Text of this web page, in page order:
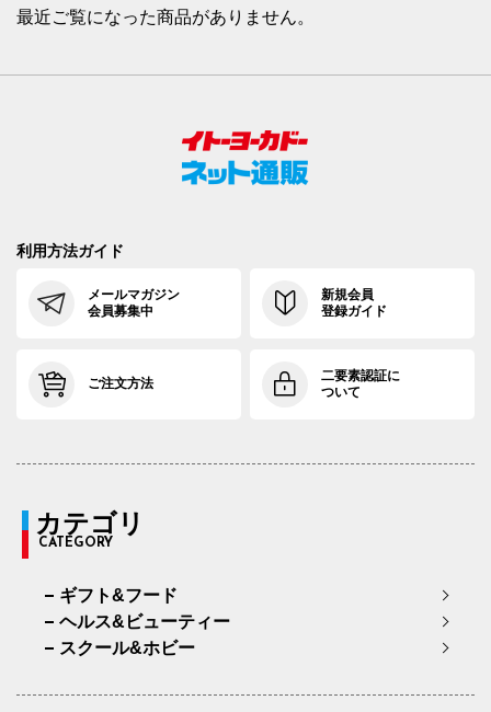
最近ご覧になった商品がありません。
利用方法ガイド
メールマガジン
会員募集中
新規会員
登録ガイド
ご注文方法
二要素認証に
ついて
カテゴリ
CATEGORY
ギフト&フード
ヘルス&ビューティー
スクール&ホビー